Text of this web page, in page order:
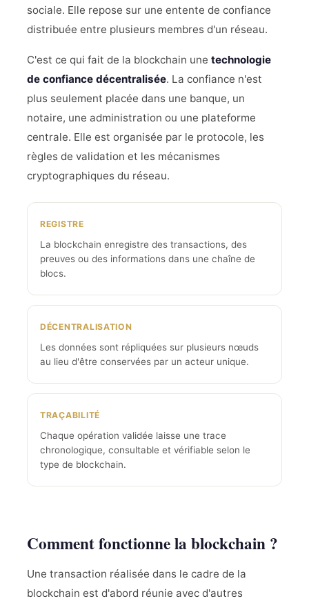
sociale. Elle repose sur une entente de confiance
distribuée entre plusieurs membres d'un réseau.
C'est ce qui fait de la blockchain une technologie
de confiance décentralisée. La confiance n'est
plus seulement placée dans une banque, un
notaire, une administration ou une plateforme
centrale. Elle est organisée par le protocole, les
règles de validation et les mécanismes
cryptographiques du réseau.
REGISTRE
La blockchain enregistre des transactions, des
preuves ou des informations dans une chaîne de
blocs.
DÉCENTRALISATION
Les données sont répliquées sur plusieurs nœuds
au lieu d'être conservées par un acteur unique.
TRAÇABILITÉ
Chaque opération validée laisse une trace
chronologique, consultable et vérifiable selon le
type de blockchain.
Comment fonctionne la blockchain ?
Une transaction réalisée dans le cadre de la
blockchain est d'abord réunie avec d'autres